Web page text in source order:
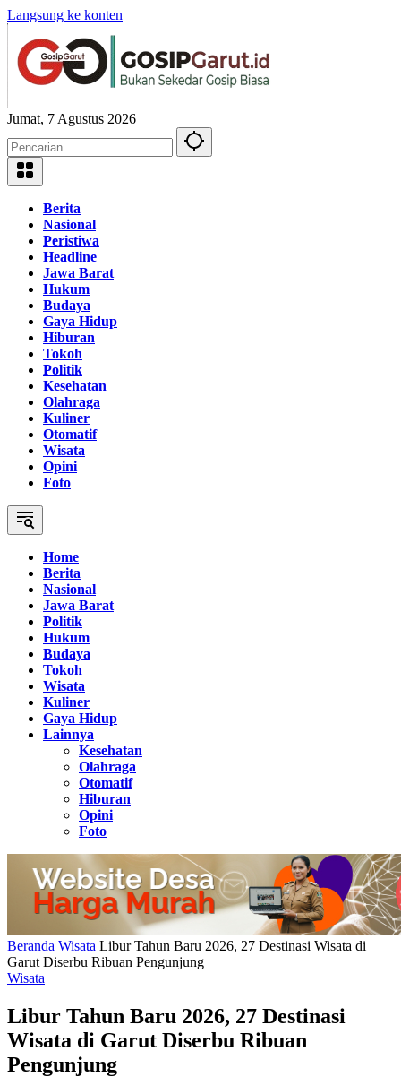
Langsung ke konten
Jumat, 7 Agustus 2026
Berita
Nasional
Peristiwa
Headline
Jawa Barat
Hukum
Budaya
Gaya Hidup
Hiburan
Tokoh
Politik
Kesehatan
Olahraga
Kuliner
Otomatif
Wisata
Opini
Foto
Home
Berita
Nasional
Jawa Barat
Politik
Hukum
Budaya
Tokoh
Wisata
Kuliner
Gaya Hidup
Lainnya
Kesehatan
Olahraga
Otomatif
Hiburan
Opini
Foto
Beranda Wisata Libur Tahun Baru 2026, 27 Destinasi Wisata di
Garut Diserbu Ribuan Pengunjung
Wisata
Libur Tahun Baru 2026, 27 Destinasi
Wisata di Garut Diserbu Ribuan
Pengunjung